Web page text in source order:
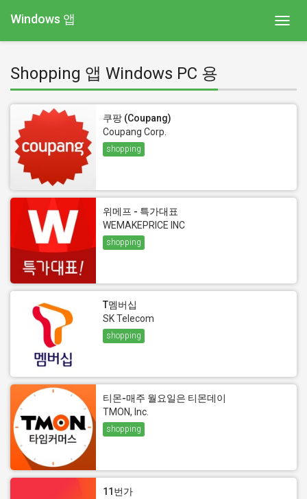
Windows 앱
Shopping 앱 Windows PC 용
쿠팡 (Coupang)
Coupang Corp.
shopping
위메프 - 특가대표
WEMAKEPRICE INC
shopping
T멤버십
SK Telecom
shopping
티몬-매주 월요일은 티몬데이
TMON, Inc.
shopping
11번가